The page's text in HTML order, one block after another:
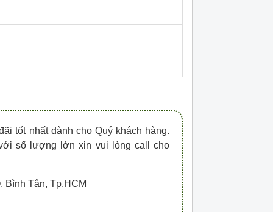
0909.067.950 Ms.Châu
tốt nhất dành cho Quý khách hàng.
số lượng lớn xin vui lòng call cho
Bình Tân, Tp.HCM